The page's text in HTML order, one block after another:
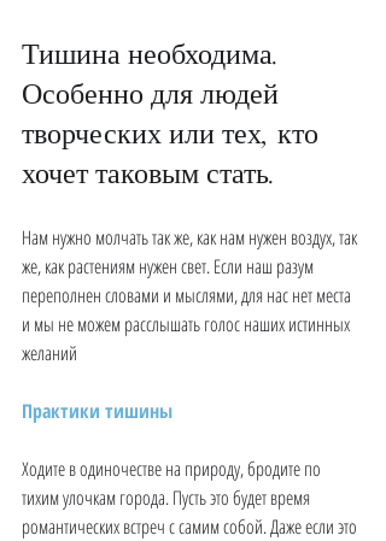
Тишина необходима.
Особенно для людей
творческих или тех, кто
хочет таковым стать.
Нам нужно молчать так же, как нам нужен воздух, так
же, как растениям нужен свет. Если наш разум
переполнен словами и мыслями, для нас нет места
и мы не можем расслышать голос наших истинных
желаний
Практики тишины
Ходите в одиночестве на природу, бродите по
тихим улочкам города. Пусть это будет время
романтических встреч с самим собой. Даже если это